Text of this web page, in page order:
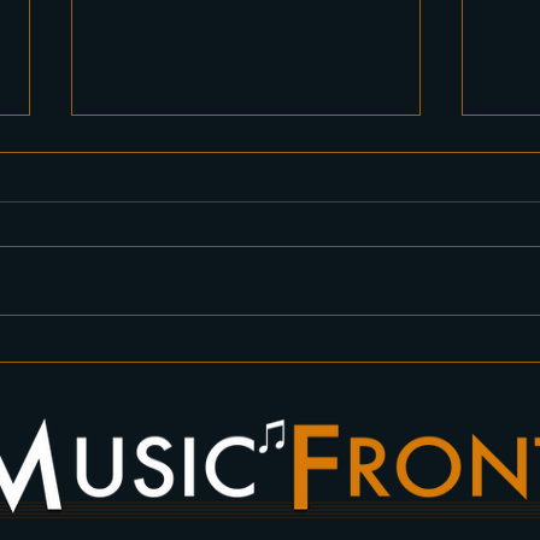
ご依頼いただきました。